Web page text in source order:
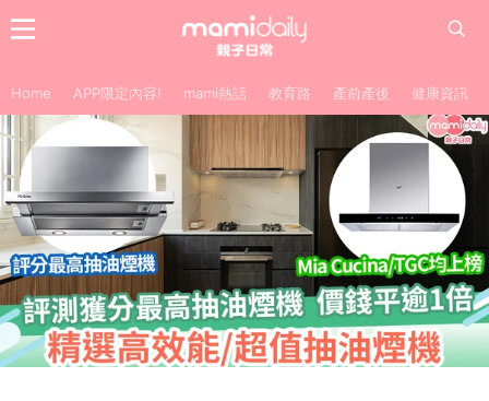
Home APP限定內容! mami熱話 教育路 產前產後 健康資訊